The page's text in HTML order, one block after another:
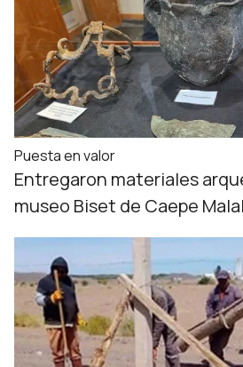
Puesta en valor
Entregaron materiales
museo Biset de Caepe Malal